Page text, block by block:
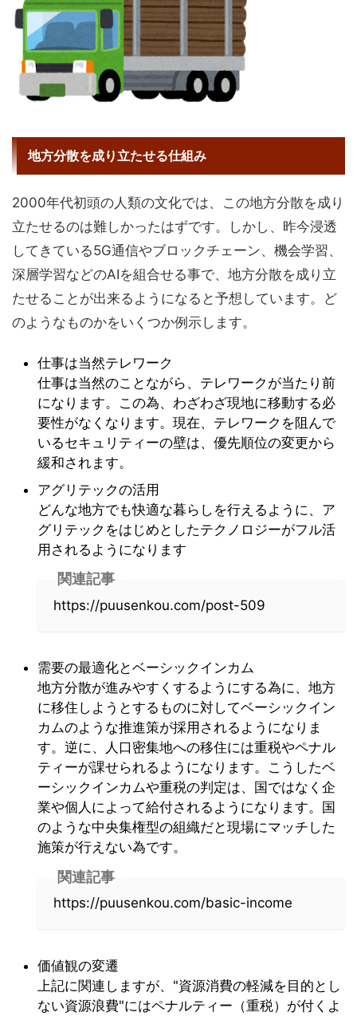
地方分散を成り立たせる仕組み
2000年代初頭の人類の文化では、この地方分散を成り
立たせるのは難しかったはずです。しかし、昨今浸透
してきている5G通信やブロックチェーン、機会学習、
深層学習などのAIを組合せる事で、地方分散を成り立
たせることが出来るようになると予想しています。ど
のようなものかをいくつか例示します。
仕事は当然テレワーク
仕事は当然のことながら、テレワークが当たり前
になります。この為、わざわざ現地に移動する必
要性がなくなります。現在、テレワークを阻んで
いるセキュリティーの壁は、優先順位の変更から
緩和されます。
アグリテックの活用
どんな地方でも快適な暮らしを行えるように、ア
グリテックをはじめとしたテクノロジーがフル活
用されるようになります
関連記事
https://puusenkou.com/post-509
需要の最適化とベーシックインカム
地方分散が進みやすくするようにする為に、地方
に移住しようとするものに対してベーシックイン
カムのような推進策が採用されるようになりま
す。逆に、人口密集地への移住には重税やペナル
ティーが課せられるようになります。こうしたベ
ーシックインカムや重税の判定は、国ではなく企
業や個人によって給付されるようになります。国
のような中央集権型の組織だと現場にマッチした
施策が行えない為です。
関連記事
https://puusenkou.com/basic-income
価値観の変遷
上記に関連しますが、"資源消費の軽減を目的とし
ない資源浪費"にはペナルティー（重税）が付くよ